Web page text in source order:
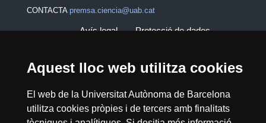
Aquest lloc web utilitza cookies
El web de la Universitat Autònoma de Barcelona
utilitza cookies pròpies i de tercers amb finalitats
CONTACTA premsa.ciencia@uab.cat
Avís legal Protecció de dades
Mapa del web UAB